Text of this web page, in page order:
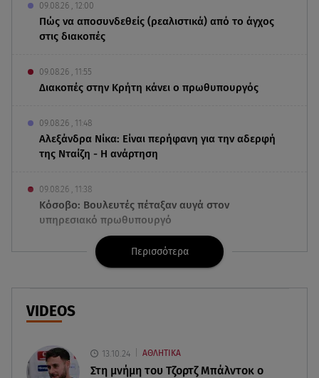
09.08.26 , 12:00
Πώς να αποσυνδεθείς (ρεαλιστικά) από το άγχος
στις διακοπές
09.08.26 , 11:55
Διακοπές στην Κρήτη κάνει ο πρωθυπουργός
09.08.26 , 11:48
Αλεξάνδρα Νίκα: Είναι περήφανη για την αδερφή
της Νταίζη - Η ανάρτηση
09.08.26 , 11:38
Κόσοβο: Βουλευτές πέταξαν αυγά στον
υπηρεσιακό πρωθυπουργό
Μεθυσμένη οδηγός σκότωσε νύφη τη μέρα του
γάμου της
09.08.26 , 11:12
έκανα 500 φορές»
Περισσότερα
VIDEOS
13.10.24 ΑΘΛΗΤΙΚΑ
Στη μνήμη του Τζορτζ Μπάλντοκ ο